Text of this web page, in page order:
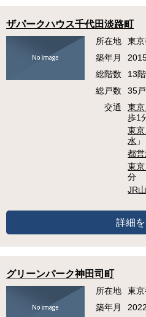
ザパークハウス千代田淡路町
所在地
東
築年月
総階数
13階
総戸数
35戸
交通
東
歩1
東
水
都
東
分
JR
詳細
グリーンパーク神田司町
所在地
東
築年月